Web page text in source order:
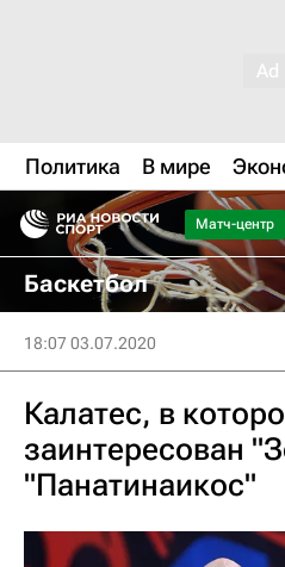
Политика В мире
Матч-центр
Баскетбол
18:07 03.07.2020
Калатес, в
заинтересован
"Панатинаикос"